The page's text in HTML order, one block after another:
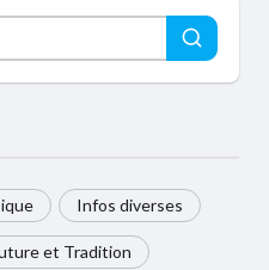
Infos diverses
et Tradition